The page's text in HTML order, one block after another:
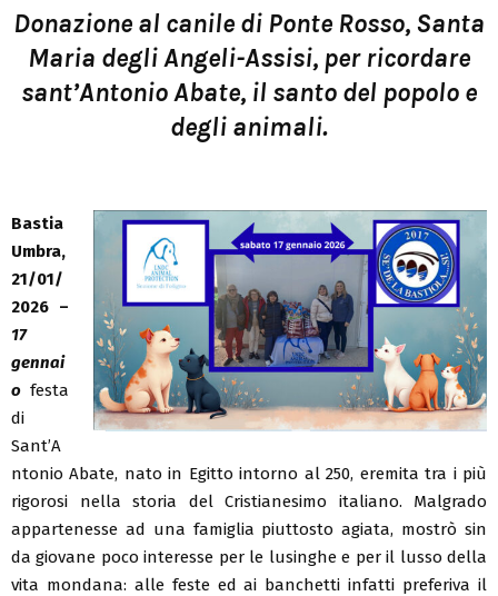
Donazione al canile di Ponte Rosso, Santa
Maria degli Angeli-Assisi, per ricordare
sant’Antonio Abate, il santo del popolo e
degli animali.
Bastia
Umbra,
21/01/
2026 –
17
gennai
o festa
di
Sant’A
ntonio Abate, nato in Egitto intorno al 250, eremita tra i più
rigorosi nella storia del Cristianesimo italiano. Malgrado
appartenesse ad una famiglia piuttosto agiata, mostrò sin
da giovane poco interesse per le lusinghe e per il lusso della
vita mondana: alle feste ed ai banchetti infatti preferiva il